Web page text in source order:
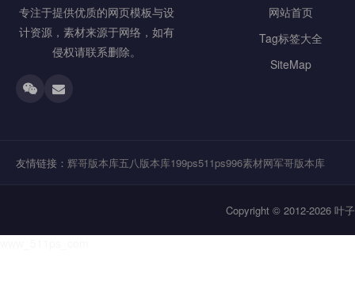
专注于提供优质的网页模板与设
计资源，素材来源于网络，如有
侵权请联系删除。
网站首页
Tag标签大全
SiteMap
友情链接： 辉哥版本库五八版本库199ps511ps996素材网军哥版本库
Copyright © 2012-2026 叶